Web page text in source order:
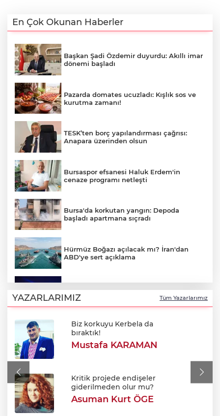
En Çok Okunan Haberler
Başkan Şadi Özdemir duyurdu: Akıllı imar
dönemi başladı
Pazarda domates ucuzladı: Kışlık sos ve
kurutma zamanı!
TESK’ten borç yapılandırması çağrısı:
Anapara üzerinden olsun
Bursaspor efsanesi Haluk Erdem'in
cenaze programı netleşti
Bursa'da korkutan yangın: Depoda
başladı apartmana sıçradı
Hürmüz Boğazı açılacak mı? İran'dan
ABD'ye sert açıklama
heyecanı: Işıklar sönecek!
700. yıl coşkusu Keles'i sardı: Dev
şenlikte unutulmaz gün!
Bursa’da Sunroof’lu cami ilgi odağı oldu!
YAZARLARIMIZ Tüm Yazarlarımız
Biz korkuyu Kerbela da
bıraktık!
Mustafa KARAMAN
Kritik projede endişeler
giderilmeden olur mu?
Asuman Kurt ÖGE